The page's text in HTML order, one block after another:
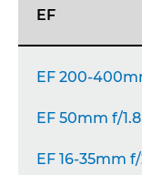
EF
EF 200-
EF 50mm f/1.8
EF 16-35mm